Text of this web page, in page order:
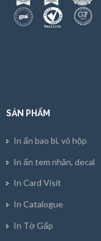
SẢN PHẨM
In ấn bao bì, vỏ hộp
In ấn tem nhãn, decal
In Card Visit
In Catalogue
In Tờ Gấp